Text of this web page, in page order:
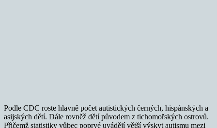
Podle CDC roste hlavně počet autistických černých, hispánských a
asijských dětí. Dále rovněž dětí původem z tichomořských ostrovů.
Přičemž statistiky vůbec poprvé uvádějí větší výskyt autismu mezi